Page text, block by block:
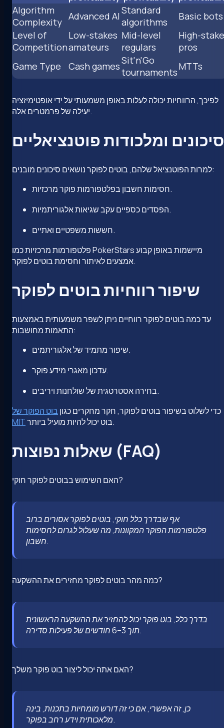
Algorithm
Complexity Advanced AI Standard
algorithms
Basic bots
Level of
Competition
Low-stakes
amateurs
Mid-level
regulars
High-
pros
Game Type
Cash gamesSit'n'Go
tournamentsMTTs
לפיכך, הרווחיות יכולה לעלות באופן משמעותי על ידי אופטימיזציה
יעילה של פרמטרים אלה.
סיכונים ומלכודות פוטנציאליים
למרות הפוטנציאל שלהם, בוטים לפוקר נושאים סיכונים מובנים:
חסימות חשבון בפלטפורמות פוקר מרכזיות.
הפסדים כספיים עקב שגיאות אלגוריתמיות.
חששות משפטיים ואתיים.
פלטפורמות מרכזיות כמו PokerStars מיישמות באופן קבוע
אמצעים לאיתור וחסימת בוטים לפוקר.
שיפור רווחיות בוטים לפוקר
עד כמה בוטים לפוקר רווחיים ניתן לשפר משמעותית באמצעות
התאמות מחושבות:
שיפור מתמיד של אלגוריתמים.
עדכון מאגרי מידע פוקר.
בחירה אסטרטגית של שולחנות ויריבים.
כדי לשלוט בשיפור בוטים לפוקר, חקר מחקרים כגון בוט הפוקר של
MIT
בוט יכול להיות מועיל ביותר.
שאלות נפוצות (FAQ)
האם השימוש בבוטים לפוקר חוקי?
אף שבדרך כלל חוקי, בוטים לפוקר אסורים ברוב
פלטפורמות הפוקר המקוונות, מה שעלול לגרום לחסימות
חשבון.
כמה מהר בוטים לפוקר מחזירים את ההשקעה?
בדרך כלל, בוט פוקר יכול להחזיר את ההשקעה הראשונית
תוך 3–6 חודשים של פעילות סדירה.
האם אתה יכול ליצור בוט פוקר משלך?
כן, זה אפשרי, אם כי זה דורש מומחיות בתכנות, בינה
מלאכותית וידע רחב בפוקר.